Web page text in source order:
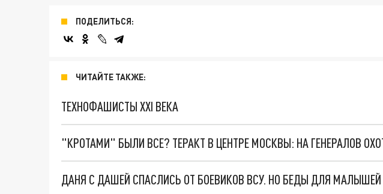
ПОДЕЛИТЬСЯ:
ЧИТАЙТЕ ТАКЖЕ:
ТЕХНОФАШИСТЫ XXI ВЕКА
"КРОТАМИ" БЫЛИ ВСЕ? ТЕРАКТ В ЦЕНТРЕ МОСКВЫ: НА ГЕНЕРАЛОВ
ДАНЯ С ДАШЕЙ СПАСЛИСЬ ОТ БОЕВИКОВ ВСУ. НО БЕДЫ ДЛЯ МАЛЫШЕЙ